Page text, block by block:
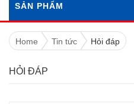
SẢN PHẨM
Home Tin tức Hỏi đáp
HỎI ĐÁP